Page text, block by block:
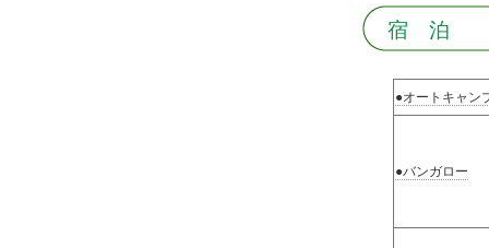
宿 泊
●オートキャン
●バンガロー